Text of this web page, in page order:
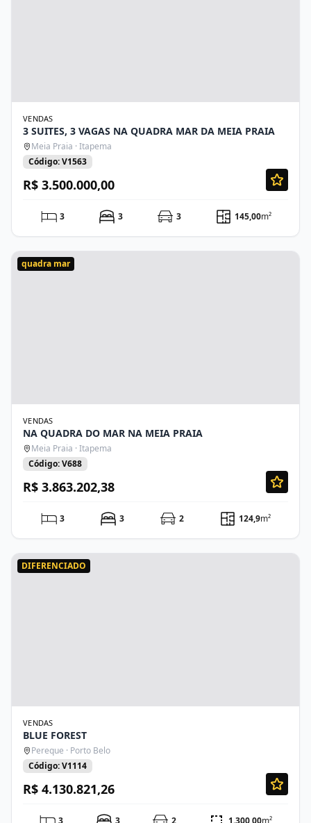
VENDAS
3 SUITES, 3 VAGAS NA QUADRA MAR DA MEIA PRAIA
Meia Praia · Itapema
Código: V1563
R$ 3.500.000,00
3 3 3 145,00m²
quadra mar
VENDAS
NA QUADRA DO MAR NA MEIA PRAIA
Meia Praia · Itapema
Código: V688
R$ 3.863.202,38
3 3 2 124,9m²
DIFERENCIADO
VENDAS
BLUE FOREST
Pereque · Porto Belo
Código: V1114
R$ 4.130.821,26
3 3 2 1.300,00m²